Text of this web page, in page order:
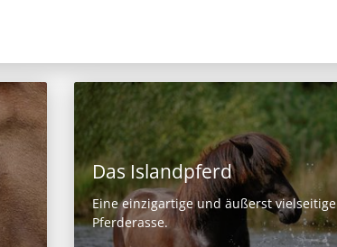
Das Islandpferd
Eine einzigartige und äußerst vielseitige
Pferderasse.